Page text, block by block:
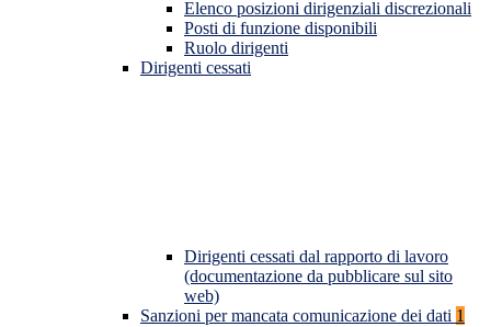
Elenco posizioni dirigenziali discrezionali
Posti di funzione disponibili
Ruolo dirigenti
Dirigenti cessati
Dirigenti cessati dal rapporto di lavoro
(documentazione da pubblicare sul sito
web)
Sanzioni per mancata comunicazione dei dati 1